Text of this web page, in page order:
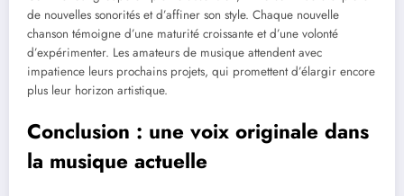
de nouvelles sonorités et d’affiner son style. Chaque nouvelle
chanson témoigne d’une maturité croissante et d’une volonté
d’expérimenter. Les amateurs de musique attendent avec
impatience leurs prochains projets, qui promettent d’élargir encore
plus leur horizon artistique.
Conclusion : une voix originale dans
la musique actuelle